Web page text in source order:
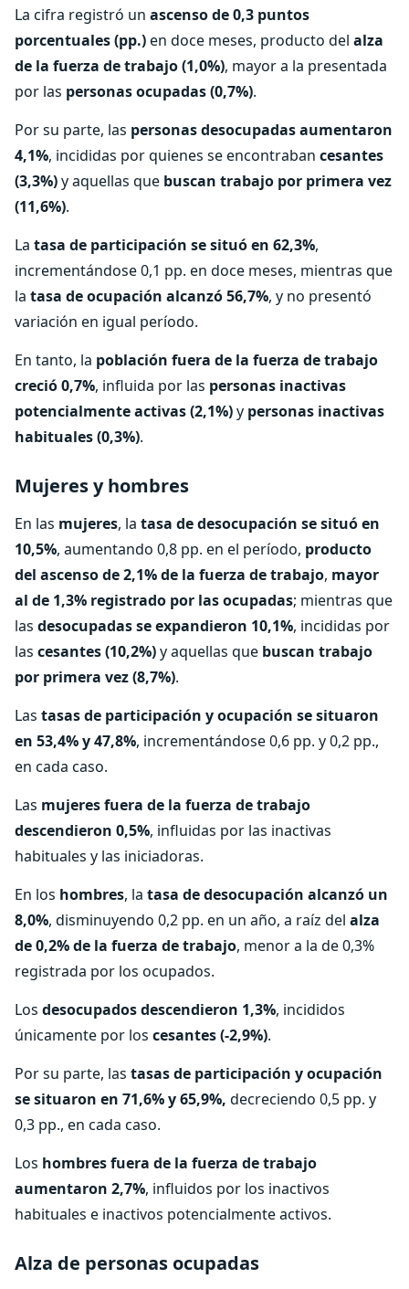
La cifra registró un ascenso de 0,3 puntos
porcentuales (pp.)en doce meses, producto del alza
de la fuerza de trabajo (1,0%), mayor a la presentada
por las personas ocupadas (0,7%).
Por su parte, las personas desocupadas aumentaron
4,1%, incididas por quienes se encontraban cesantes
(3,3%)y aquellas que buscan trabajo por primera vez
(11,6%).
La tasa de participación se situó en 62,3%,
incrementándose 0,1 pp. en doce meses, mientras que
la tasa de ocupación alcanzó 56,7%, y no presentó
variación en igual período.
En tanto, la población fuera de la fuerza de trabajo
creció 0,7%, influida por las personas inactivas
potencialmente activas (2,1%)y personas inactivas
habituales (0,3%).
Mujeres y hombres
En las mujeres, la tasa de desocupación se situó en
10,5%, aumentando 0,8 pp. en el período, producto
del ascenso de 2,1% de la fuerza de trabajo, mayor
al de 1,3% registrado por las ocupadas; mientras que
las desocupadas se expandieron 10,1%, incididas por
las cesantes (10,2%)y aquellas que buscan trabajo
por primera vez (8,7%).
Las tasas de participación y ocupación se situaron
en 53,4% y 47,8%, incrementándose 0,6 pp. y 0,2 pp.,
en cada caso.
Las mujeres fuera de la fuerza de trabajo
descendieron 0,5%, influidas por las inactivas
habituales y las iniciadoras.
En los hombres, la tasa de desocupación alcanzó un
8,0%, disminuyendo 0,2 pp. en un año, a raíz del alza
de 0,2% de la fuerza de trabajo, menor a la de 0,3%
registrada por los ocupados.
Los desocupados descendieron 1,3%, incididos
únicamente por los cesantes (-2,9%).
Por su parte, las tasas de participación y ocupación
se situaron en 71,6% y 65,9%, decreciendo 0,5 pp. y
0,3 pp., en cada caso.
Los hombres fuera de la fuerza de trabajo
aumentaron 2,7%, influidos por los inactivos
habituales e inactivos potencialmente activos.
Alza de personas ocupadas